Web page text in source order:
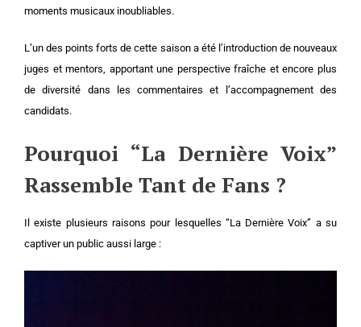
moments musicaux inoubliables.
L’un des points forts de cette saison a été l’introduction de nouveaux
juges et mentors, apportant une perspective fraîche et encore plus
de diversité dans les commentaires et l’accompagnement des
candidats.
Pourquoi “La Dernière Voix”
Rassemble Tant de Fans ?
Il existe plusieurs raisons pour lesquelles “La Dernière Voix” a su
captiver un public aussi large :